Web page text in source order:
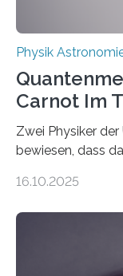
Physik
Carnot Im
Zwei Physiker
bewiesen, dass
Größenordnung
16.10.2025